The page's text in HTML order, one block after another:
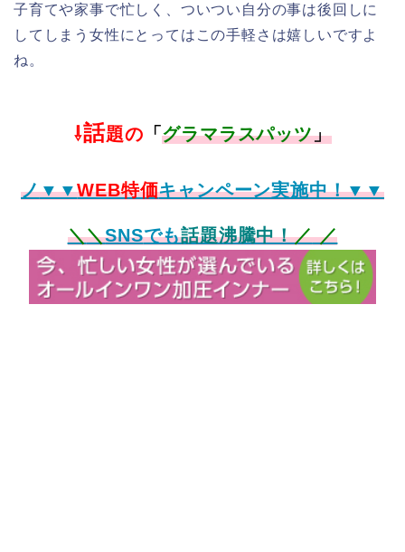
子育てや家事で忙しく、ついつい自分の事は後回しに
してしまう女性にとってはこの手軽さは嬉しいですよ
ね。
⇩話題の 「グラマラスパッツ」
ノ▼▼WEB特価キャンペーン実施中！▼▼
＼＼SNSでも話題沸騰中！／／